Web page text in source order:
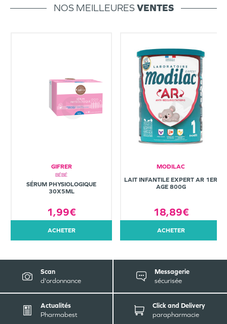
NOS MEILLEURESVENTES
GIFRER
BÉBÉ
SÉRUM PHYSIOLOGIQUE
30X5ML
1,99€
ACHETER
MODILAC
LAIT INFANTILE EXPERT AR 1ER
AGE 800G
18,89€
ACHETER
Scan
d'ordonnance
Messagerie
sécurisée
Actualités
Pharmabest
Click and Delivery
parapharmacie